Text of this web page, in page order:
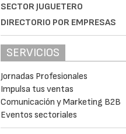
SECTOR JUGUETERO
DIRECTORIO POR EMPRESAS
SERVICIOS
Jornadas Profesionales
Impulsa tus ventas
Comunicación y Marketing B2B
Eventos sectoriales